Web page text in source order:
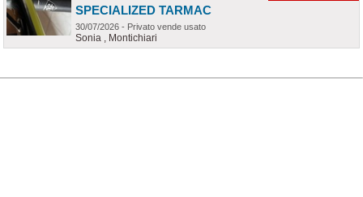
SPECIALIZED TARMAC
30/07/2026 - Privato vende usato
Sonia , Montichiari